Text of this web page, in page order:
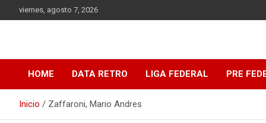
al
viernes, agosto 7, 2026
DATA Basquet
HOME DATA RETRO LIGA FEDERAL PRE
Inicio Zaffaroni, Mario Andres